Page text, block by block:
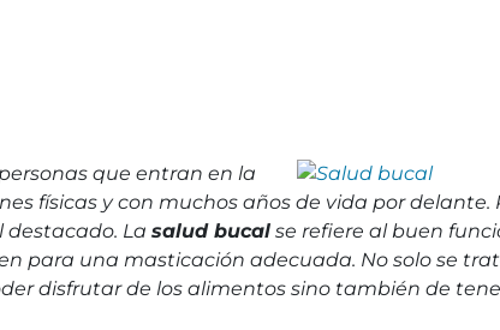
que entran en la
físicas y con muchos años de vida por
La salud bucal se refiere al buen
para una masticación adecuada. No solo se
disfrutar de los alimentos sino también de